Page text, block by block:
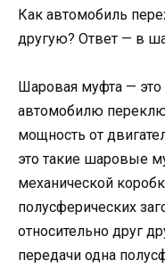
Как автомобиль
другую? Ответ — в
Шаровая муфта — это
автомобилю
мощность от
это такие шаровые
механической
полусферических
относительно друг
передачи одна